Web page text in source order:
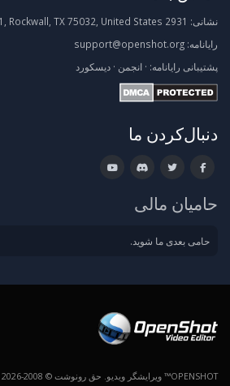
نشانی:
رایانامه: support@openshot.org
پشتیبانی رایانامه: · انجمن · دیسکورد
دنبال‌کردن ما
حامیان مالی
حامی بعدی ما شوید.
OPENSHOT™ ویرایشگر ویدیو. حق رونوشت © 2008-2026